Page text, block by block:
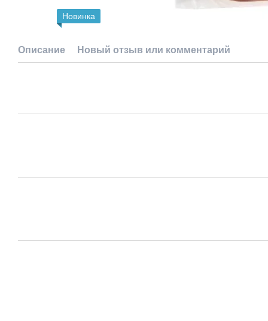
Новинка
Описание Новый отзыв или комментарий